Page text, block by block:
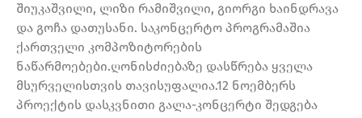
შიუკაშვილი, ლიზი რამიშვილი, გიორგი ხაინდრავა
და გოჩა დათუსანი. საკონცერტო პროგრამაშია
ქართველი კომპოზიტორების
ნაწარმოებები.ღონისძიებაზე დასწრება ყველა
მსურველისთვის თავისუფალია.12 ნოემბერს
პროექტის დასკვნითი გალა-კონცერტი შედგება